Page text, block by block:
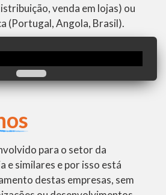
venda em lojas) ou
(Portugal, Angola, Brasil).
para o setor da
e similares e por isso está
destas empresas, sem